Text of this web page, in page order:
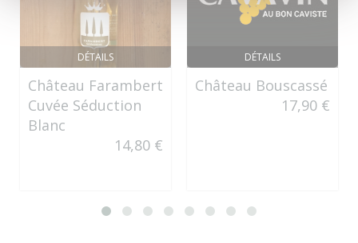
DÉTAILS
Château Farambert
Cuvée Séduction
Blanc
14,80 €
DÉTAILS
Château Bouscassé
17,90 €